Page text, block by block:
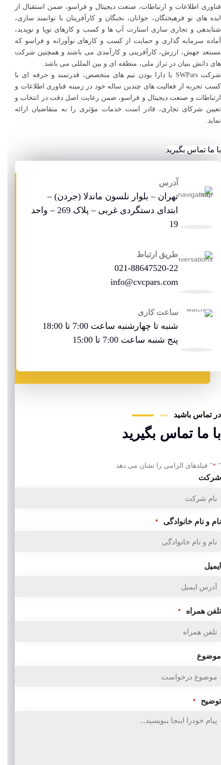
فناوری اطلاعات و ارتباطات، صنعت دیجیتال و فراسو، ضمن استقبال از
ایده های نو فرهیختگان، جوانان، نخبگان و کارآفرینان با توانمند سازی،
شتابدهی و تجاری سازی استارت آپ ها و کسب و کارهای نوپا و نوپدید،
آماده سرمایه گذاری و حمایت از کسب و کارهای نوآورانه و فراسو که
مستعد جهش، ارزش، کارآفرینی و کارآمدی می باشند و همچنین شرکت
های دانش بنیان در تراز ملی، منطقه ای و بین المللی می باشد.
شرکت SWPars با دارا بودن تیم های متخصص، قدرتمند و حرفه ای با
کسب تجربه از فعالیت های چندین ساله خود در زمینه فناوری اطلاعات و
ارتباطات و صنعت دیجیتال و فراسو، ضمن رعایت اصل دقت در انتخاب و
تعیین شرکای تجاری، قادر است خدمات مؤثری را به متقاضیان ارائه
نماید.
با ما تماس بگیرید
آدرس
تهران – بلوار نلسون ماندلا (جردن) –
ابتدای دستگردی غربی – پلاک 269 – واحد
19
طریق ارتباط
021-88647520-22
info@cvcpars.com
ساعت کاری
شنبه تا چهارشنبه ساعت 7:00 تا 18:00
پنج شنبه ساعت 7:00 تا 15:00
در تماس باشید
با ما تماس بگیرید
"
*" فیلدهای الزامی را نشان می دهد
شرکت
نام و نام خانوادگی *
ایمیل
تلفن همراه *
موضوع
توضیح *